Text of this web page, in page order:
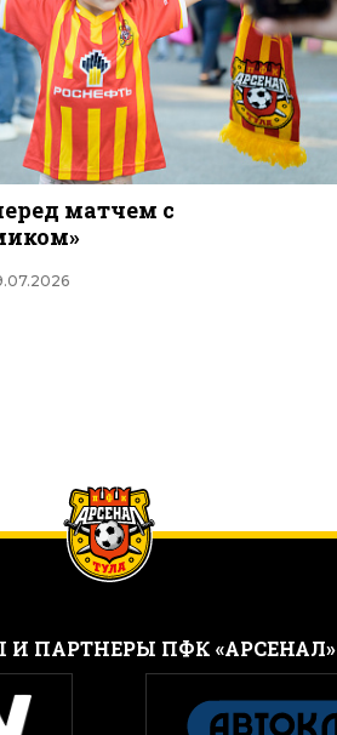
матчем с
И ПАРТНЕРЫ ПФК «АРСЕНАЛ»